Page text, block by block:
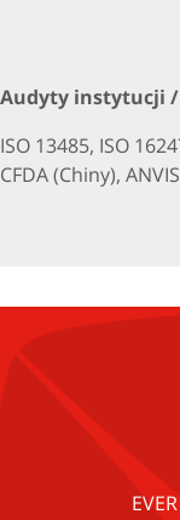
Audyty instytucji
ISO 13485, ISO
CFDA (Chiny),